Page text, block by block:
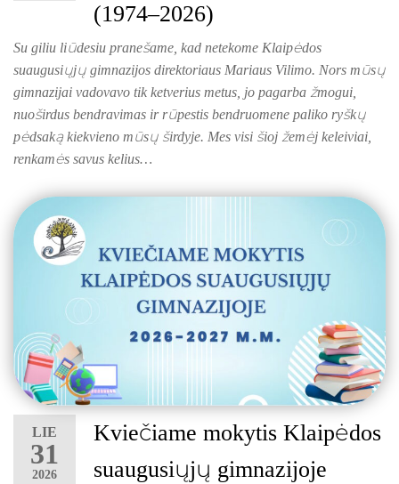
(1974–2026)
Su giliu liūdesiu pranešame, kad netekome Klaipėdos
suaugusiųjų gimnazijos direktoriaus Mariaus Vilimo. Nors mūsų
gimnazijai vadovavo tik ketverius metus, jo pagarba žmogui,
nuoširdus bendravimas ir rūpestis bendruomene paliko ryškų
pėdsaką kiekvieno mūsų širdyje. Mes visi šioj žemėj keleiviai,
renkamės savus kelius…
LIE
31
2026
Kviečiame mokytis Klaipėdos
suaugusiųjų gimnazijoje